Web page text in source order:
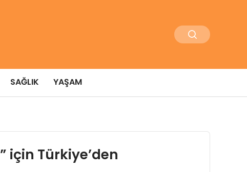
SAĞLIK YAŞAM
için Türkiye’den